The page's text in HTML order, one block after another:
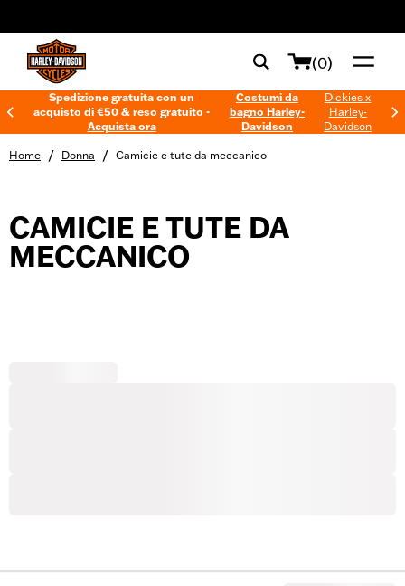
(0)
Spedizione gratuita con un
acquisto di €50 & reso gratuito -
Acquista ora
Costumi da
bagno Harley-
Davidson
Dickies x
Harley-
Davidson
Home / Donna / Camicie e tute da meccanico
CAMICIE E TUTE DA
MECCANICO